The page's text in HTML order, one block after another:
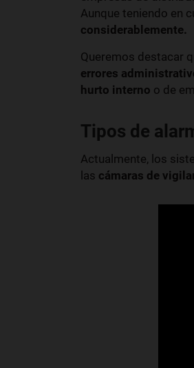
Aunque teniendo en
considerablemente.
Queremos destacar
errores
hurto interno o de
Tipos de
Actualmente, los
las cámaras de